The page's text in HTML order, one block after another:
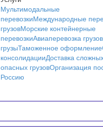
Мультимодальные
перевозкиМеждународные
грузовМорские контейнерные
перевозкиАвиаперевозка грузов
грузыТаможенное оформление
консолидацииДоставка
опасных грузовОрганизация
Россию